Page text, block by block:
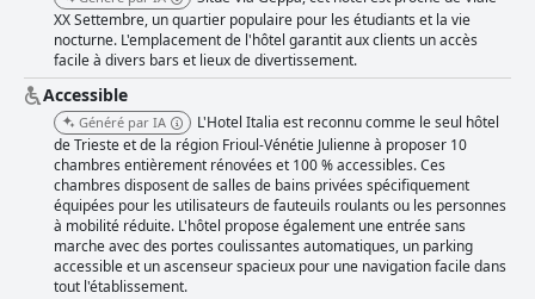
XX Settembre, un quartier populaire pour les étudiants et la vie
nocturne. L'emplacement de l'hôtel garantit aux clients un accès
facile à divers bars et lieux de divertissement.
Accessible
Généré par IA
L'Hotel Italia est reconnu comme le seul hôtel
de Trieste et de la région Frioul-Vénétie Julienne à proposer 10
chambres entièrement rénovées et 100 % accessibles. Ces
chambres disposent de salles de bains privées spécifiquement
équipées pour les utilisateurs de fauteuils roulants ou les personnes
à mobilité réduite. L'hôtel propose également une entrée sans
marche avec des portes coulissantes automatiques, un parking
accessible et un ascenseur spacieux pour une navigation facile dans
tout l'établissement.